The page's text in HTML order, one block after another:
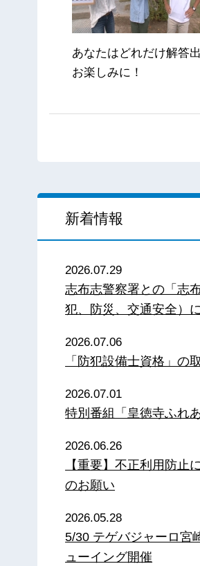
あなたはどれだけ解答
お楽しみに！
新着情報
2026.07.29
志布志警察署との「志
犯、防災、交通安全）
2026.07.06
「防犯設備士資格」の
2026.07.01
特別番組「皇徳寺ふれ
2026.06.26
【重要】不正利用防止
のお願い
2026.05.28
5/30 テゲバジャーロ
ューイング開催